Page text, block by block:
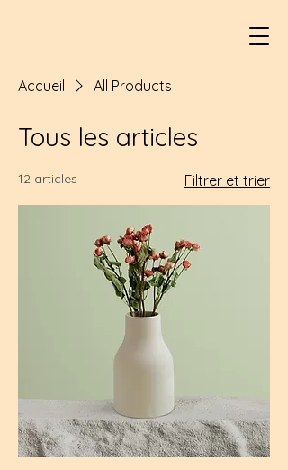
Accueil All Products
Tous les articles
12 articles Filtrer et trier